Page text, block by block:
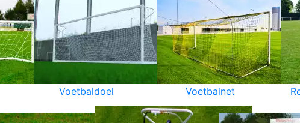
Voetbaldoel Voetbalnet